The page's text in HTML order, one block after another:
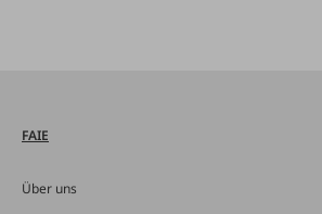
FAIE
Über uns